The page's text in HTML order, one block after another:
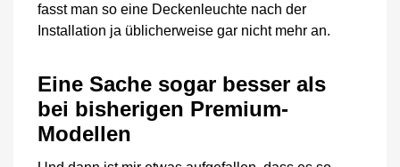
fasst man so eine Deckenleuchte nach der
Installation ja üblicherweise gar nicht mehr an.
Eine Sache sogar besser als
bei bisherigen Premium-
Modellen